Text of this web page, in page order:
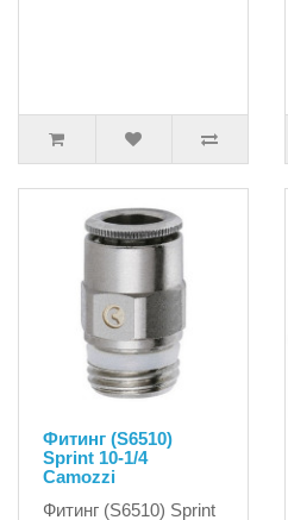
Фитинг (S6510)
Sprint 10-1/4
Camozzi
Фитинг (S6510) Sprint